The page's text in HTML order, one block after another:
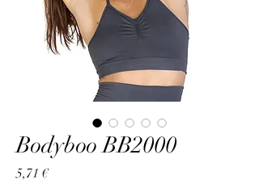
Bodyboo BB2000
5,71 €Prezzo